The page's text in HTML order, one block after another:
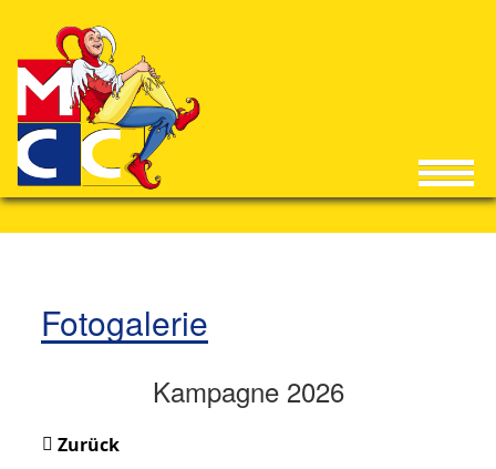
Fotogalerie
Kampagne 2026
Zurück